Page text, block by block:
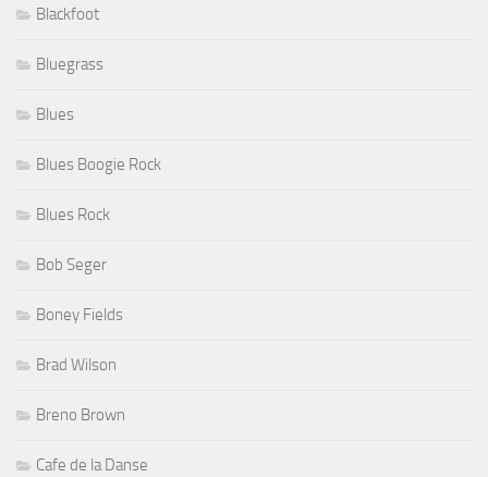
Blackfoot
Bluegrass
Blues
Blues Boogie Rock
Blues Rock
Bob Seger
Boney Fields
Brad Wilson
Breno Brown
Cafe de la Danse